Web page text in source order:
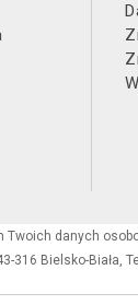
Twoich danych
316 Bielsko-Biała,